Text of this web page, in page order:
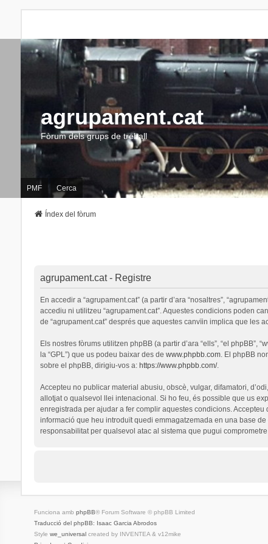
agrupament.cat
Fòrum dels grups de treball
PMF Cerca
Índex del fòrum
agrupament.cat - Registre
En accedir a “agrupament.cat” (a partir d’ara “nosaltres”,
accediu ni utilitzeu “agrupament.cat”. Aquestes condicions poden
de “agrupament.cat” després que aquestes canvïin implica que les
Els nostres fòrums utilitzen phpBB (a partir d’ara “ells”, “el phpBB”,
la “GPL”) que us podeu baixar des de www.phpbb.com. El phpBB
sobre el phpBB, dirigiu-vos a: https://www.phpbb.com/.
Accepteu no publicar material abusiu, obscè, vulgar, difamatori,
allotjat o qualsevol llei intenacional. Si ho feu, és possible que us
enregistrada per ajudar a fer complir aquestes condicions.
informació que heu introduït quedi emmagatzemada en una base
responsabilitat per qualsevol atac al sistema que pugui
Funciona amb phpBB® Forum Software © phpBB Limited
Traducció del phpBB: Isaac Garcia Abrodos
Style we_universalcreated by INVENTEA & v12mike